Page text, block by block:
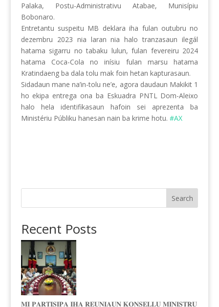
Palaka, Postu-Administrativu Atabae, Munisípiu
Bobonaro.
Entretantu suspeitu MB deklara iha fulan outubru no
dezembru 2023 nia laran nia halo tranzasaun ilegál
hatama sigarru no tabaku lulun, fulan fevereiru 2024
hatama Coca-Cola no inísiu fulan marsu hatama
Kratindaeng ba dala tolu mak foin hetan kapturasaun.
Sidadaun mane na’in-tolu ne’e, agora daudaun Makikit 1
ho ekipa entrega ona ba Eskuadra PNTL Dom-Aleixo
halo hela identifikasaun hafoin sei aprezenta ba
Ministériu Públiku hanesan nain ba krime hotu. #AX
Search
Recent Posts
𝐌𝐈 𝐏𝐀𝐑𝐓𝐈𝐒𝐈𝐏𝐀 𝐈𝐇𝐀 𝐑𝐄𝐔𝐍𝐈𝐀𝐔𝐍 𝐊𝐎𝐍𝐒𝐄𝐋𝐋𝐔 𝐌𝐈𝐍𝐈𝐒𝐓𝐑𝐔